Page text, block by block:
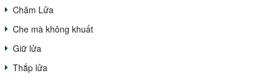
Chăm Lửa
Che mà không khuất
Giữ lửa
Thắp lửa